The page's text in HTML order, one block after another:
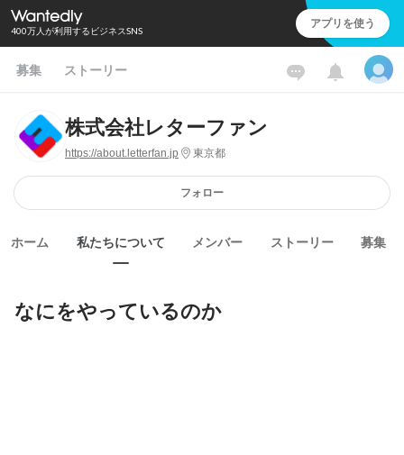
400万人が利用するビジネスSNS アプリを使う
募集 ストーリー
株式会社レターファン
https://about.letterfan.jp 東京都
フォロー
ホーム 私たちについて メンバー ストーリー 募集
なにをやっているのか